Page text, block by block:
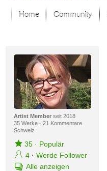
Home Community
Artist Memberseit 2018
35 Werke · 21 Kommentare
Schweiz
35· Populär
4 · Werde Follower
Alle anzeigen